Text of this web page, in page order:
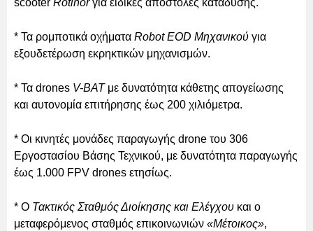
* Τα ρομποτικά οχήματα Robot EOD Μηχανικού για
εξουδετέρωση εκρηκτικών μηχανισμών.
* Τα drones V-BATμε δυνατότητα κάθετης απογείωσης
και αυτονομία επιτήρησης έως 200 χιλιόμετρα.
* Οι κινητές μονάδες παραγωγής drone του 306
Εργοστασίου Βάσης Τεχνικού, με δυνατότητα παραγωγής
έως 1.000 FPV drones ετησίως.
* Ο Τακτικός Σταθμός Διοίκησης και Ελέγχου και ο
μεταφερόμενος σταθμός επικοινωνιών «Μέτοικος»,